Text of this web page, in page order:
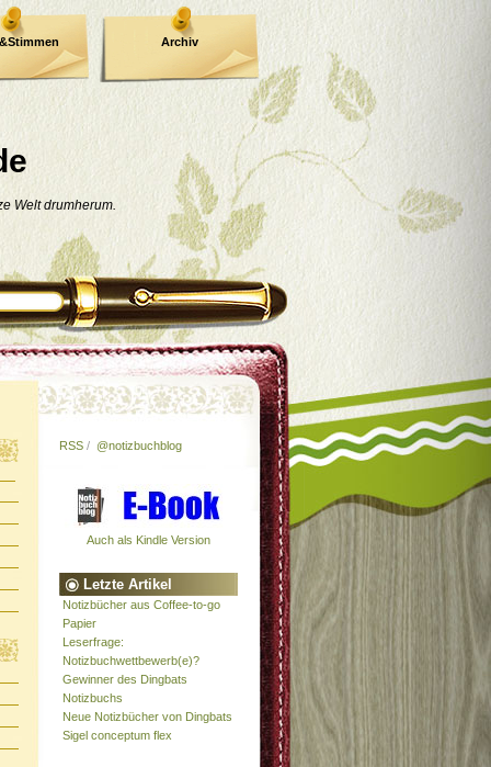
Welt drumherum.
Archiv
RSS / @notizbuchblog
Auch als Kindle Version
Letzte Artikel
Notizbücher aus Coffee-to-go
Papier
Leserfrage:
Notizbuchwettbewerb(e)?
Gewinner des Dingbats
Notizbuchs
Neue Notizbücher von Dingbats
Sigel conceptum flex